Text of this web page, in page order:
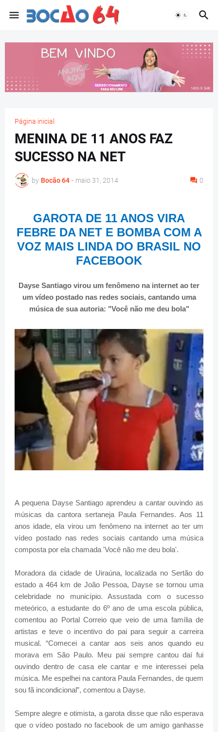
Página inicial
MENINA DE 11 ANOS FAZ
SUCESSO NA NET
by Bocão 64 - maio 31, 2014 0
GAROTA DE 11 ANOS VIRA
FEBRE DA NET E BOMBA COM A
VOZ MAIS LINDA DO BRASIL NO
FACEBOOK
Dayse Santiago virou um fenômeno na internet ao ter
um vídeo postado nas redes sociais, cantando uma
música de sua autoria: "Você não me deu bola"
A pequena Dayse Santiago aprendeu a cantar ouvindo as
músicas da cantora sertaneja Paula Fernandes. Aos 11
anos idade, ela virou um fenômeno na internet ao ter um
vídeo postado nas redes sociais cantando uma música
composta por ela chamada 'Você não me deu bola'.
Moradora da cidade de Uiraúna, localizada no Sertão do
estado a 464 km de João Pessoa, Dayse se tornou uma
celebridade no município. Assustada com o sucesso
meteórico, a estudante do 6º ano de uma escola pública,
comentou ao Portal Correio que veio de uma família de
artistas e teve o incentivo do pai para seguir a carreira
musical. “Comecei a cantar aos seis anos quando eu
morava em São Paulo. Meu pai sempre cantou daí fui
ouvindo dentro de casa ele cantar e me interessei pela
música. Me espelhei na cantora Paula Fernandes, de quem
sou fã incondicional”, comentou a Dayse.
Sempre alegre e otimista, a garota disse que não esperava
que o vídeo postado no facebook de um amigo ganhasse